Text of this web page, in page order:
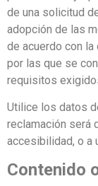
de una solicitud
adopción de las
de acuerdo con
por las que se
requisitos
Utilice los datos
reclamación será
accesibilidad, o a
Contenido